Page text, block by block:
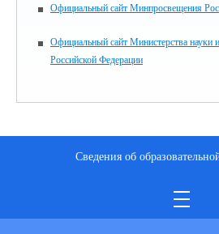
Официальный сайт Минпросвещения
Официальный сайт Министерства науки
Российской Федерации
Сведения об